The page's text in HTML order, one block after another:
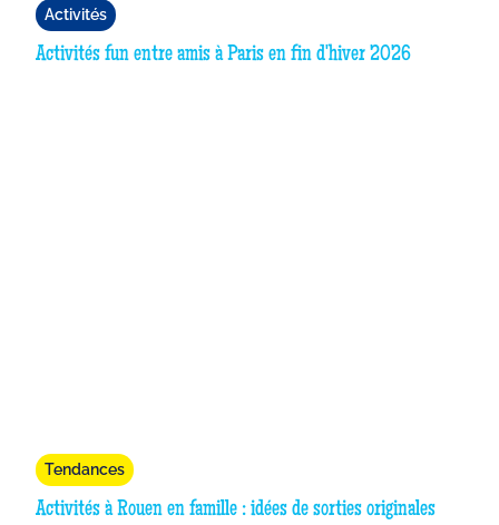
Activités
Activités fun entre amis à Paris en fin d'hiver 2026
Tendances
Activités à Rouen en famille : idées de sorties originales